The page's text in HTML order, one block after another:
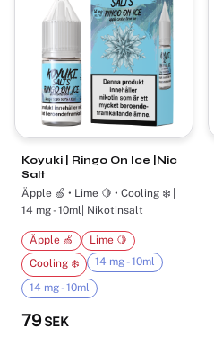
Koyuki | Ringo On Ice |Nic
Salt
Äpple 🍏 • Lime 🍋 • Cooling ❄️ |
14 mg - 10ml| Nikotinsalt
79 SEK
Äpple 🍏
Lime 🍋
Cooling ❄️
14 mg - 10ml
14 mg - 10ml